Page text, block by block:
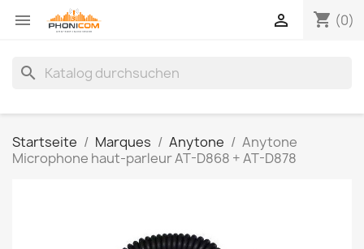
 shopping_cart (0)

search
Startseite Marques Anytone
Anytone
Microphone haut-parleur AT-D868 + AT-D878